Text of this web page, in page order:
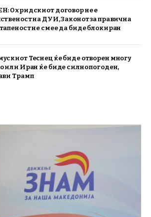
Охридскиот договор не е
на ДУИ, Законот за правична
не смее да биде блокиран
Теснец ќе биде отворен многу
или Иран ќе биде силно погоден,
Трамп